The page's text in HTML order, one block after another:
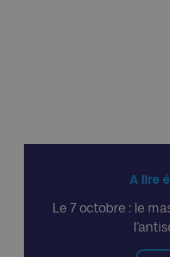
A lire
Le 7 octobre : le